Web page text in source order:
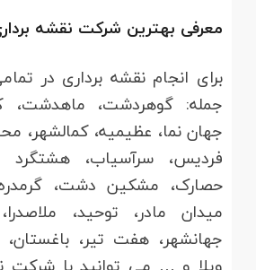
معرفی بهترین شرکت نقشه
برای انجام نقشه برداری در
جمله: گوهردشت، ماهدشت،
جهان نما، عظیمیه، کمالشهر،
فردیس، سرآسیاب،
حصارک، مشکین دشت، گرمدره،
میدان مادر، توحید،
جهانشهر، هفت تیر، باغستان،